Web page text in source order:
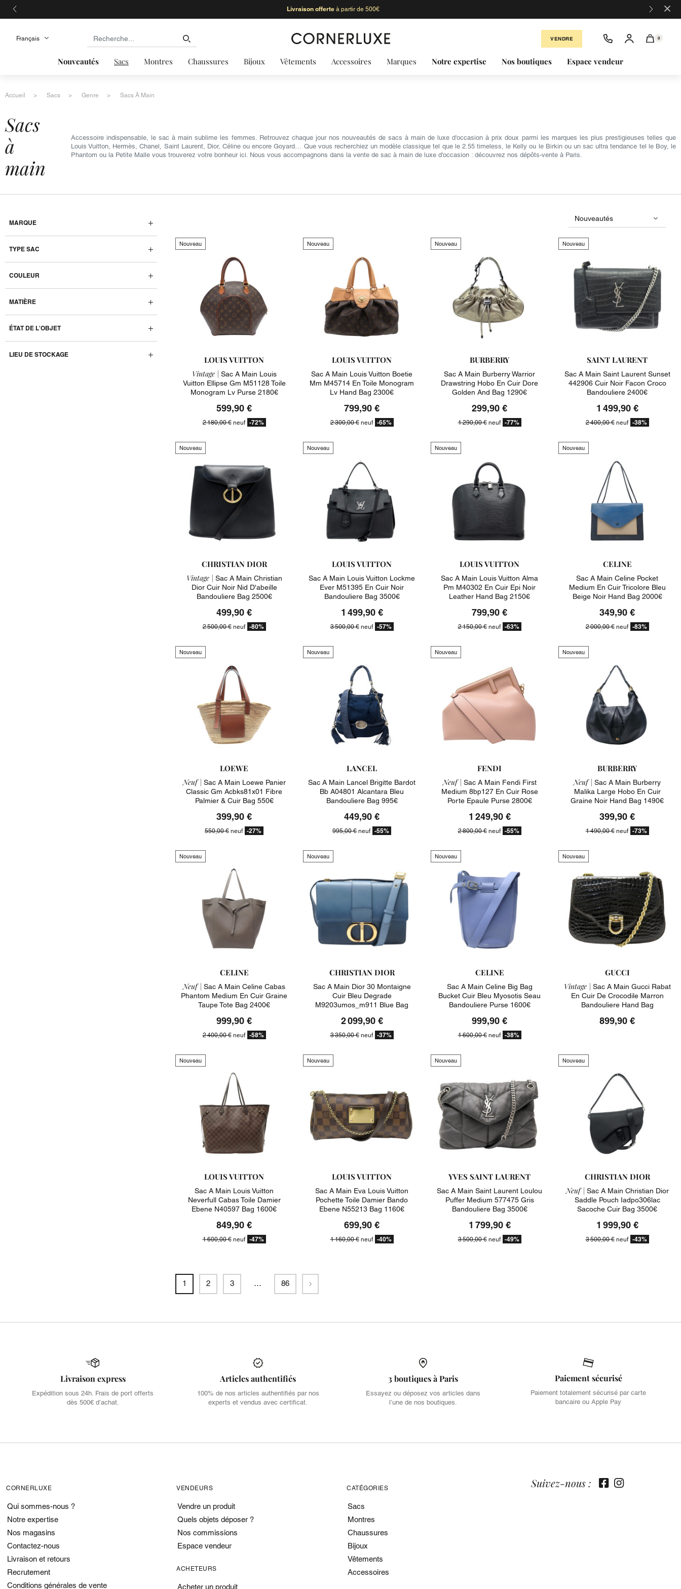
Livraison offerteà partir de 500€ ×
VENDRE 0
Nouveautés Sacs Montres Chaussures Bijoux Vêtements Accessoires Marques Notre expertise Nos boutiques Espace vendeur
Accueil Sacs Genre Sacs À Main
sacs
à
main
Accessoire indispensable, le sac à main sublime les femmes. Retrouvez chaque jour nos nouveautés de sacs à main de luxe d'occasion à prix doux parmi les marques les plus prestigieuses telles que
Louis Vuitton, Hermès, Chanel, Saint Laurent, Dior, Céline ou encore Goyard… Que vous recherchiez un modèle classique tel que le 2.55 timeless, le Kelly ou le Birkin ou un sac ultra tendance tel le Boy, le
Phantom ou la Petite Malle vous trouverez votre bonheur ici. Nous vous accompagnons dans la vente de sac à main de luxe d'occasion : découvrez nos dépôts-vente à Paris.
MARQUE
TYPE SAC
COULEUR
MATIÈRE
ÉTAT DE L'OBJET
LIEU DE STOCKAGE
Nouveau
LOUIS VUITTON
Vintage | Sac A Main Louis
Vuitton Ellipse Gm M51128 Toile
Monogram Lv Purse 2180€
599,90 €
2 180,00 €neuf -72%
Nouveau
LOUIS VUITTON
Sac A Main Louis Vuitton Boetie
Mm M45714 En Toile Monogram
Lv Hand Bag 2300€
799,90 €
2 300,00 €neuf -65%
Nouveau
BURBERRY
Sac A Main Burberry Warrior
Drawstring Hobo En Cuir Dore
Golden And Bag 1290€
299,90 €
1 290,00 €neuf -77%
Nouveau
SAINT LAURENT
Sac A Main Saint Laurent Sunset
442906 Cuir Noir Facon Croco
Bandouliere 2400€
1 499,90 €
2 400,00 €neuf -38%
Nouveau
CHRISTIAN DIOR
Vintage | Sac A Main Christian
Dior Cuir Noir Nid D'abeille
Bandouliere Bag 2500€
499,90 €
2 500,00 €neuf -80%
Nouveau
LOUIS VUITTON
Sac A Main Louis Vuitton Lockme
Ever M51395 En Cuir Noir
Bandouliere Bag 3500€
1 499,90 €
3 500,00 €neuf -57%
Nouveau
LOUIS VUITTON
Sac A Main Louis Vuitton Alma
Pm M40302 En Cuir Epi Noir
Leather Hand Bag 2150€
799,90 €
2 150,00 €neuf -63%
Nouveau
CELINE
Sac A Main Celine Pocket
Medium En Cuir Tricolore Bleu
Beige Noir Hand Bag 2000€
349,90 €
2 000,00 €neuf -83%
Nouveau
LOEWE
Neuf | Sac A Main Loewe Panier
Classic Gm Acbks81x01 Fibre
Palmier & Cuir Bag 550€
399,90 €
550,00 € neuf -27%
Nouveau
LANCEL
Sac A Main Lancel Brigitte Bardot
Bb A04801 Alcantara Bleu
Bandouliere Bag 995€
449,90 €
995,00 € neuf -55%
Nouveau
FENDI
Neuf | Sac A Main Fendi First
Medium 8bp127 En Cuir Rose
Porte Epaule Purse 2800€
1 249,90 €
2 800,00 €neuf -55%
Nouveau
BURBERRY
Neuf | Sac A Main Burberry
Malika Large Hobo En Cuir
Graine Noir Hand Bag 1490€
399,90 €
1 490,00 €neuf -73%
Nouveau
CELINE
Neuf | Sac A Main Celine Cabas
Phantom Medium En Cuir Graine
Taupe Tote Bag 2400€
999,90 €
2 400,00 €neuf -58%
Nouveau
CHRISTIAN DIOR
Sac A Main Dior 30 Montaigne
Cuir Bleu Degrade
M9203umos_m911 Blue Bag
2 099,90 €
3 350,00 €neuf -37%
Nouveau
CELINE
Sac A Main Celine Big Bag
Bucket Cuir Bleu Myosotis Seau
Bandouliere Purse 1600€
999,90 €
1 600,00 €neuf -38%
Nouveau
GUCCI
Vintage | Sac A Main Gucci Rabat
En Cuir De Crocodile Marron
Bandouliere Hand Bag
899,90 €
Nouveau
LOUIS VUITTON
Sac A Main Louis Vuitton
Neverfull Cabas Toile Damier
Ebene N40597 Bag 1600€
849,90 €
1 600,00 €neuf -47%
Nouveau
LOUIS VUITTON
Sac A Main Eva Louis Vuitton
Pochette Toile Damier Bando
Ebene N55213 Bag 1160€
699,90 €
1 160,00 €neuf -40%
Nouveau
YVES SAINT LAURENT
Sac A Main Saint Laurent Loulou
Puffer Medium 577475 Gris
Bandouliere Bag 3500€
1 799,90 €
3 500,00 €neuf -49%
Nouveau
CHRISTIAN DIOR
Neuf | Sac A Main Christian Dior
Saddle Pouch Iadpo306lac
Sacoche Cuir Bag 3500€
1 999,90 €
3 500,00 €neuf -43%
1 2 3 … 86 Suivant
Livraison express
Expédition sous 24h. Frais de port offerts
dès 500€ d’achat.
Articles authentifiés
100% de nos articles authentifiés par nos
experts et vendus avec certificat.
3 boutiques à Paris
Essayez ou déposez vos articles dans
l’une de nos boutiques.
Paiement sécurisé
Paiement totalement sécurisé par carte
bancaire ou Apple Pay
CORNERLUXE
Qui sommes-nous ?
Notre expertise
Nos magasins
Contactez-nous
Livraison et retours
Recrutement
Conditions générales de vente
VENDEURS
Vendre un produit
Quels objets déposer ?
Nos commissions
Espace vendeur
ACHETEURS
Acheter un produit
CATÉGORIES
Sacs
Montres
Chaussures
Bijoux
Vêtements
Accessoires
Suivez-nous :